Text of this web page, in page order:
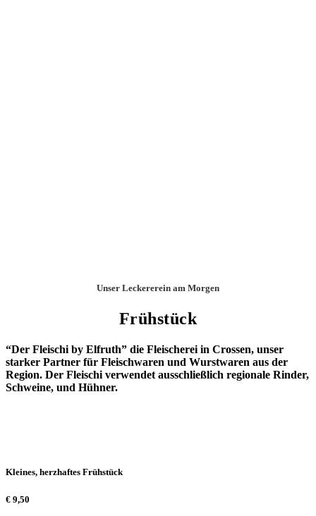
Unser Leckererein am Morgen
Frühstück
“Der Fleischi by Elfruth” die Fleischerei in Crossen, unser
starker Partner für Fleischwaren und Wurstwaren aus der
Region. Der Fleischi verwendet ausschließlich regionale Rinder,
Schweine, und Hühner.
Kleines, herzhaftes Frühstück
€ 9,50